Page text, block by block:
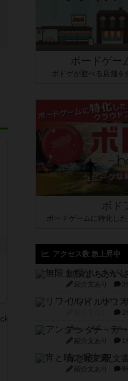
ボードゲー
ボドゲが遊べる店舗
ボド
ボードゲームに特化し
アクセス数 急上昇中
無限まちがい
紹介文あり 2
2
紹介文あり 1
宵と暁の呪文書
紹介文あり 8